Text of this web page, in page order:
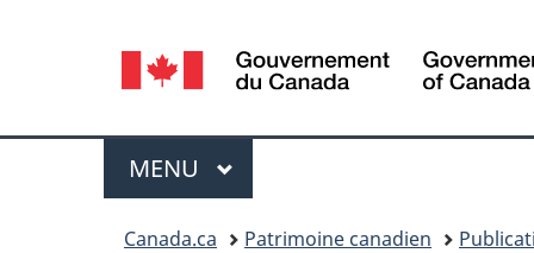
Sélection
de
la
langue
Menu
MENU PRINCIPAL
Canada.ca Patrimoine canadien